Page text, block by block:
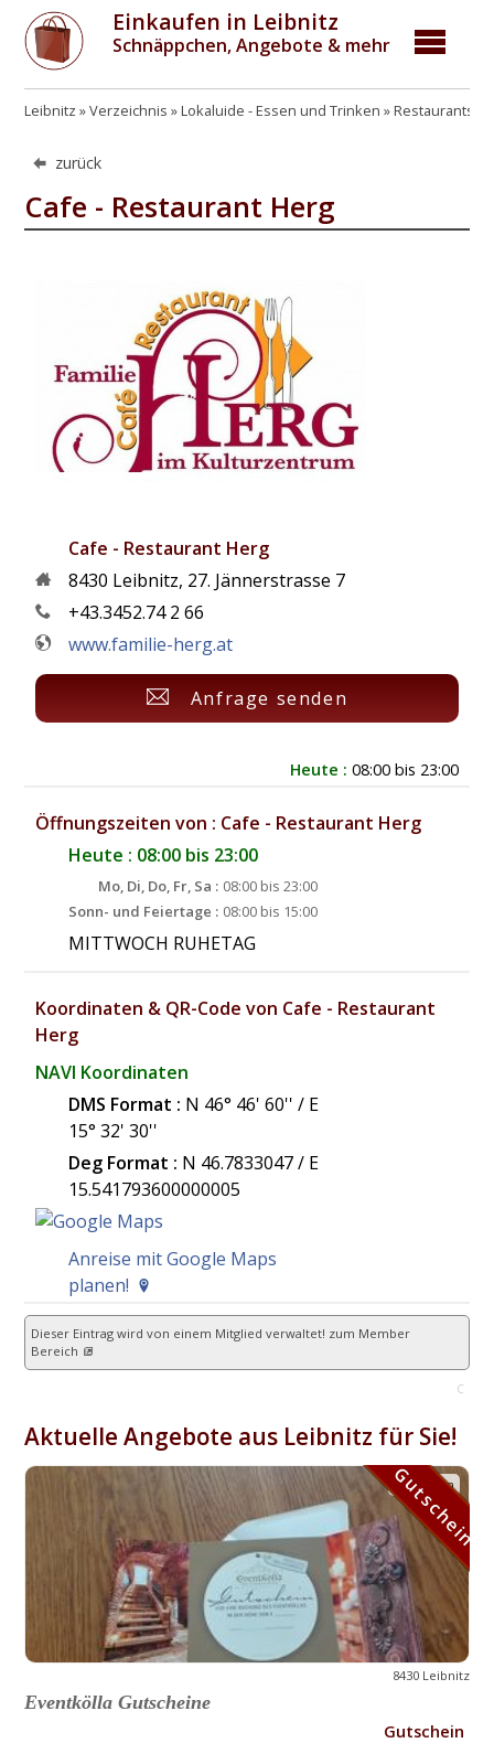
Einkaufen in Leibnitz
Schnäppchen, Angebote & mehr
Leibnitz Verzeichnis Lokaluide - Essen und Trinken Restaurants,
zurück
Cafe - Restaurant Herg
Cafe - Restaurant Herg
8430 Leibnitz, 27. Jännerstrasse 7
+43.3452.74 2 66
www.familie-herg.at
Anfrage senden
Heute : 08:00 bis 23:00
Öffnungszeiten von : Cafe - Restaurant Herg
Heute : 08:00 bis 23:00
Mo, Di, Do, Fr, Sa : 08:00 bis 23:00
Sonn- und Feiertage : 08:00 bis 15:00
MITTWOCH RUHETAG
Koordinaten & QR-Code von Cafe - Restaurant
Herg
NAVI Koordinaten
DMS Format : N 46° 46' 60'' / E
15° 32' 30''
Deg Format : N 46.7833047/ E
15.541793600000005
Anreise mit Google Maps
planen!
Dieser Eintrag wird von einem Mitglied verwaltet! zum Member
Bereich
C
Aktuelle Angebote aus Leibnitz für Sie!
Gutschein
8430 Leibnitz
Eventkölla Gutscheine
Gutschein
Gutschein